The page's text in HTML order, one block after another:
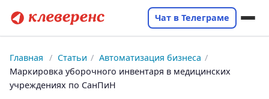
Чат в Телеграме
Главная / Статьи / Автоматизация бизнеса /
Маркировка уборочного инвентаря в медицинских
учреждениях по СанПиН